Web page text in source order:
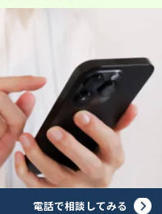
電話で相談してみる